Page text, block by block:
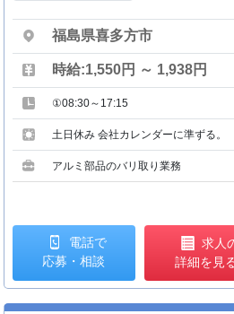
福島県喜多方市
時給:1,550円 ～ 1,938円
①08:30～17:15
土日休み 会社カレンダーに準ずる。
アルミ部品のバリ取り業務
電話で
応募・相談
求人
詳細を見